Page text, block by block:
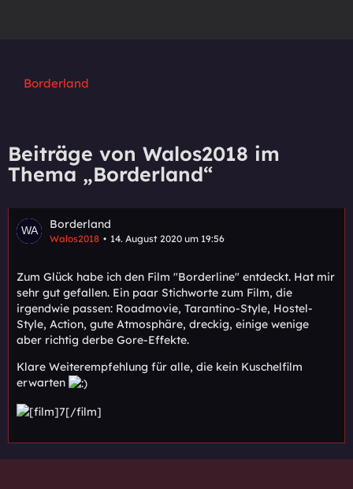
Borderland
Beiträge von Walos2018 im
Thema „Borderland“
Borderland
Walos2018 14. August 2020 um 19:56
Zum Glück habe ich den Film "Borderline" entdeckt. Hat mir
sehr gut gefallen. Ein paar Stichworte zum Film, die
irgendwie passen: Roadmovie, Tarantino-Style, Hostel-
Style, Action, gute Atmosphäre, dreckig, einige wenige
aber richtig derbe Gore-Effekte.
Klare Weiterempfehlung für alle, die kein Kuschelfilm
erwarten